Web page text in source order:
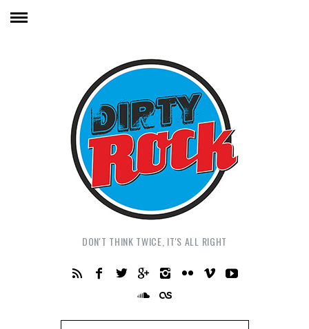
DON'T THINK TWICE, IT'S ALL RIGHT